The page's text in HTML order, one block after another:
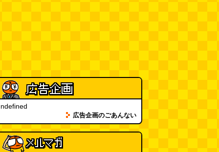
広告企画のごあんない